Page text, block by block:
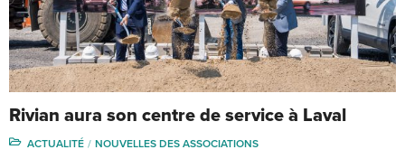
Rivian aura son centre de service à Laval
ACTUALITÉ NOUVELLES DES ASSOCIATIONS